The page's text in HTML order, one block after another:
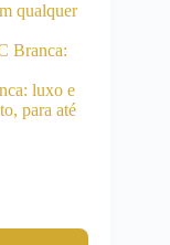
qualquer
Branca:
luxo e
para até